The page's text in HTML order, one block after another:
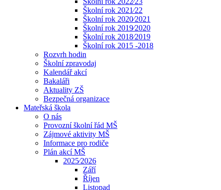
Školní rok 2021⁄22
Školní rok 2020⁄2021
Školní rok 2019⁄2020
Školní rok 2018⁄2019
Školní rok 2015 -2018
Rozvrh hodin
Školní zpravodaj
Kalendář akcí
Bakaláři
Aktuality ZŠ
Bezpečná organizace
Mateřská škola
O nás
Provozní školní řád MŠ
Zájmové aktivity MŠ
Informace pro rodiče
Plán akcí MŠ
2025⁄2026
Září
Říjen
Listopad